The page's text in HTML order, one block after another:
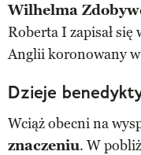
Wilhelma
Roberta I zapisał
Anglii koronowany
Dzieje
Wciąż obecni na
znaczeniu. W